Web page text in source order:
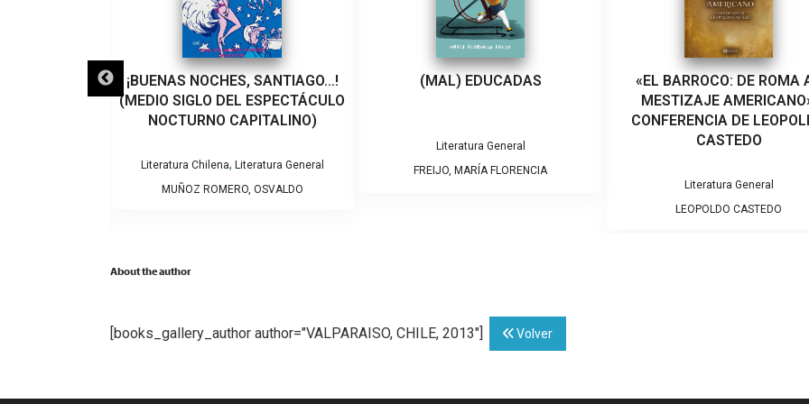
A UN
¡BUENAS NOCHES, SANTIAGO…!
(MEDIO SIGLO DEL ESPECTÁCULO
NOCTURNO CAPITALINO)
Literatura Chilena, Literatura General
MUÑOZ ROMERO, OSVALDO
(MAL) EDUCADAS
Literatura General
FREIJO, MARÍA FLORENCIA
«EL BARROCO: DE ROMA
MESTIZAJE
CONFERENCIA DE
CASTEDO
Literatura General
LEOPOLDO CASTEDO
About the author
[books_gallery_author author="VALPARAISO, CHILE, 2013"] Volver